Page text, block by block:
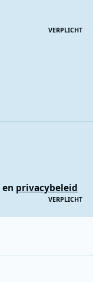
VERPLICHT
en privacybeleid
VERPLICHT